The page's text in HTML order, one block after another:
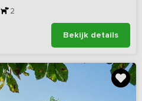
2
Bekijk details